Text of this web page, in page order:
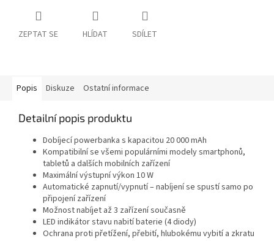
ZEPTAT SE HLÍDAT SDÍLET
Popis Diskuze Ostatní informace
Detailní popis produktu
Dobíjecí powerbanka s kapacitou 20 000 mAh
Kompatibilní se všemi populárními modely smartphonů,
tabletů a dalších mobilních zařízení
Maximální výstupní výkon 10 W
Automatické zapnutí/vypnutí – nabíjení se spustí samo po
připojení zařízení
Možnost nabíjet až 3 zařízení současně
LED indikátor stavu nabití baterie (4 diody)
Ochrana proti přetížení, přebití, hlubokému vybití a zkratu